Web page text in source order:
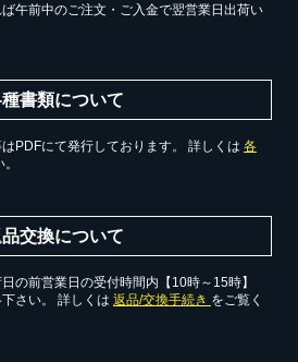
午前中のご注文・ご入金で翌営業日出荷い
書類について
PDFにて発行しております。 詳しくは 各
交換について
の前営業日の受付時間内【10時～15時】
さい。 詳しくは 返品/交換手続き をご覧く